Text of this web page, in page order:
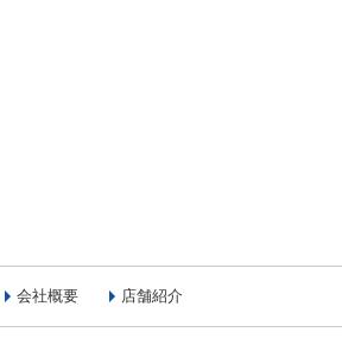
会社概要 店舗紹介